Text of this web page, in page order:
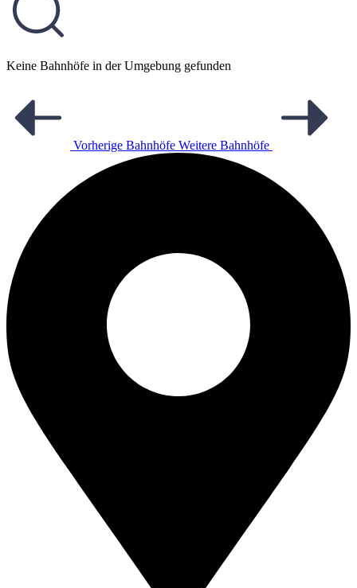
Keine Bahnhöfe in der Umgebung gefunden
Vorherige Bahnhöfe Weitere Bahnhöfe